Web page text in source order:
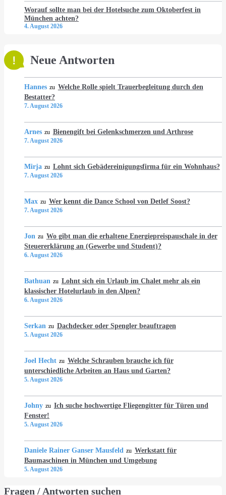
Worauf sollte man bei der Hotelsuche zum Oktoberfest in
München achten?
4. August 2026
Neue Antworten
Hannes zu Welche Rolle spielt Trauerbegleitung durch den
Bestatter?
7. August 2026
Arnes zu Bienengift bei Gelenkschmerzen und Arthrose
7. August 2026
Mirja zu Lohnt sich Gebädereinigungsfirma für ein Wohnhaus?
7. August 2026
Max zu Wer kennt die Dance School von Detlef Soost?
7. August 2026
Jon zu Wo gibt man die erhaltene Energiepreispauschale in der
Steuererklärung an (Gewerbe und Student)?
6. August 2026
Bathuan zu Lohnt sich ein Urlaub im Chalet mehr als ein
klassischer Hotelurlaub in den Alpen?
6. August 2026
Serkan zu Dachdecker oder Spengler beauftragen
5. August 2026
Joel Hecht zu Welche Schrauben brauche ich für
unterschiedliche Arbeiten an Haus und Garten?
5. August 2026
Johny zu Ich suche hochwertige Fliegengitter für Türen und
Fenster!
5. August 2026
Daniele Rainer Ganser Mausfeld zu Werkstatt für
Baumaschinen in München und Umgebung
5. August 2026
Fragen / Antworten suchen